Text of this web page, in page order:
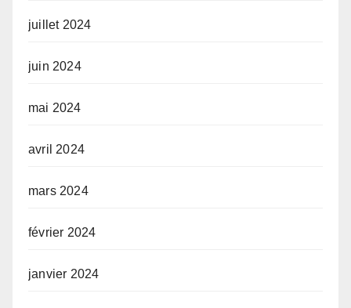
juillet 2024
juin 2024
mai 2024
avril 2024
mars 2024
février 2024
janvier 2024